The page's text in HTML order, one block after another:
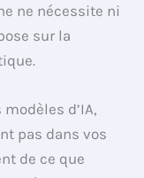
ne nécessite ni
sur la
d’IA,
pas dans vos
de ce que